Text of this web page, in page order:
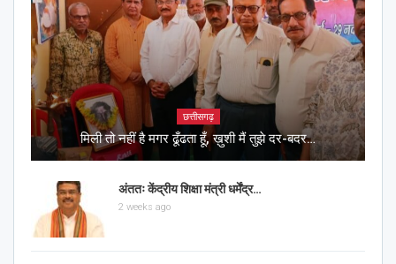
छत्तीसगढ़
मिली तो नहीं है मगर ढूँढता हूँ, ख़ुशी मैं तुझे दर-बदर…
अंततः केंद्रीय शिक्षा मंत्री धर्मेंद्र…
2 weeks ago